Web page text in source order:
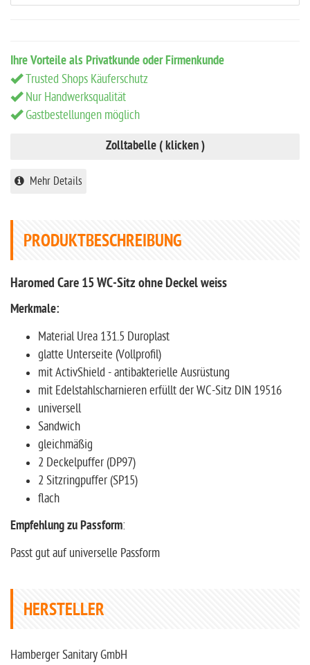
Ihre Vorteile als Privatkunde oder Firmenkunde
Trusted Shops Käuferschutz
Nur Handwerksqualität
Gastbestellungen möglich
Zolltabelle ( klicken )
Mehr Details
PRODUKTBESCHREIBUNG
Haromed Care 15 WC-Sitz ohne Deckel weiss
Merkmale:
Material Urea 131.5 Duroplast
glatte Unterseite (Vollprofil)
mit ActivShield - antibakterielle Ausrüstung
mit Edelstahlscharnieren erfüllt der WC-Sitz DIN 19516
universell
Sandwich
gleichmäßig
2 Deckelpuffer (DP97)
2 Sitzringpuffer (SP15)
flach
Empfehlung zu Passform:
Passt gut auf universelle Passform
HERSTELLER
Hamberger Sanitary GmbH